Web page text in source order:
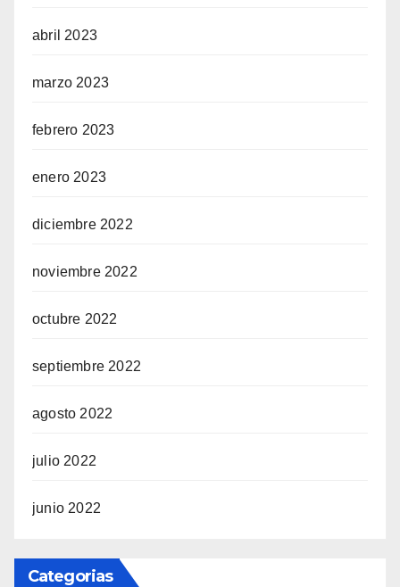
abril 2023
marzo 2023
febrero 2023
enero 2023
diciembre 2022
noviembre 2022
octubre 2022
septiembre 2022
agosto 2022
julio 2022
junio 2022
Categorias